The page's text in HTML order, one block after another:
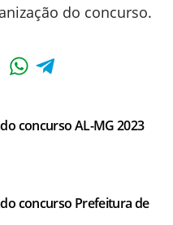
do concurso.
concurso AL-MG 2023
concurso Prefeitura de